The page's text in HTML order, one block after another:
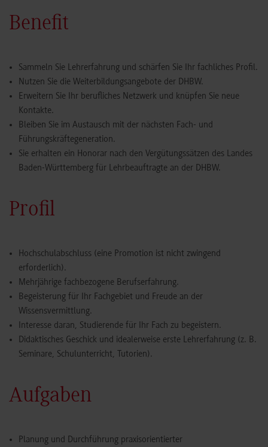
Angebote Lehraufträge
Service für Dozierende
Bewerbung
Benefit
Sammeln Sie Lehrerfahrung und schärfen Sie Ihr fachliches Profil.
Nutzen Sie die Weiterbildungsangebote der DHBW.
Erweitern Sie Ihr berufliches Netzwerk und knüpfen Sie neue
Kontakte.
Bleiben Sie im Austausch mit der nächsten Fach- und
Führungskräftegeneration.
Sie erhalten ein Honorar nach den Vergütungssätzen des Landes
Baden-Württemberg für Lehrbeauftragte an der DHBW.
Profil
Hochschulabschluss (eine Promotion ist nicht zwingend
erforderlich).
Mehrjährige fachbezogene Berufserfahrung.
Begeisterung für Ihr Fachgebiet und Freude an der
Wissensvermittlung.
Interesse daran, Studierende für Ihr Fach zu begeistern.
Didaktisches Geschick und idealerweise erste Lehrerfahrung (z. B.
Seminare, Schulunterricht, Tutorien).
Aufgaben
Planung und Durchführung praxisorientierter